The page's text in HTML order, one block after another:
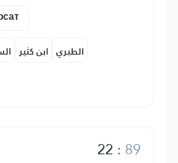
ابن كثير الطبري
22 : 89